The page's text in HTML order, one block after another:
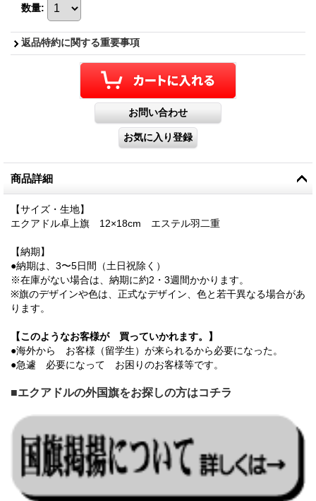
数量:
返品特約に関する重要事項
商品詳細
【サイズ・生地】
エクアドル卓上旗 12×18cm エステル羽二重
【納期】
●納期は、3〜5日間（土日祝除く）
※在庫がない場合は、納期に約2・3週間かかります。
※旗のデザインや色は、正式なデザイン、色と若干異なる場合があ
ります。
【このようなお客様が 買っていかれます。】
●海外から お客様（留学生）が来られるから必要になった。
●急遽 必要になって お困りのお客様等です。
■エクアドルの外国旗をお探しの方はコチラ